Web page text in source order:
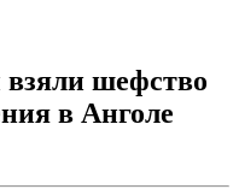
шефство
в Анголе